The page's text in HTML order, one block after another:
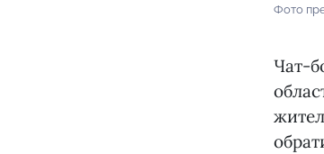
Фото
Чат-